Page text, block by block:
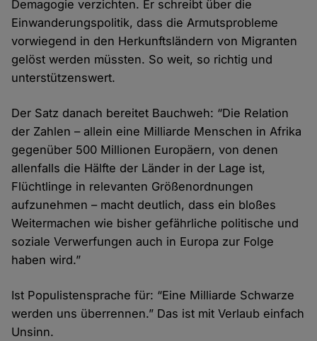
Demagogie verzichten. Er schreibt über die
Einwanderungspolitik, dass die Armutsprobleme
vorwiegend in den Herkunftsländern von Migranten
gelöst werden müssten. So weit, so richtig und
unterstützenswert.
Der Satz danach bereitet Bauchweh: “Die Relation
der Zahlen – allein eine Milliarde Menschen in Afrika
gegenüber 500 Millionen Europäern, von denen
allenfalls die Hälfte der Länder in der Lage ist,
Flüchtlinge in relevanten Größenordnungen
aufzunehmen – macht deutlich, dass ein bloßes
Weitermachen wie bisher gefährliche politische und
soziale Verwerfungen auch in Europa zur Folge
haben wird.”
Ist Populistensprache für: “Eine Milliarde Schwarze
werden uns überrennen.” Das ist mit Verlaub einfach
Unsinn.